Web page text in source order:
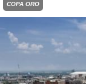
COPA ORO